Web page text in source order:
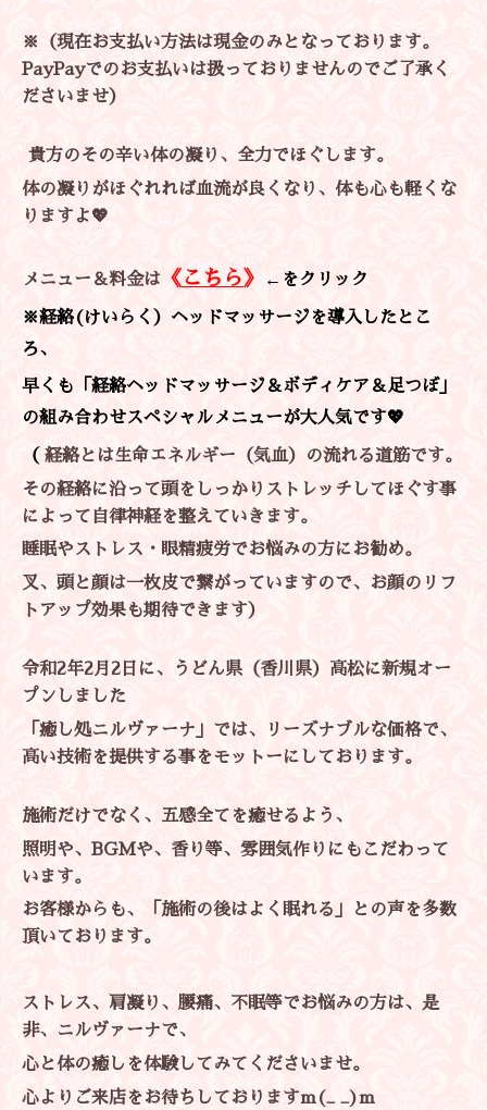
※（現在お支払い方法は現金のみとなっております。
PayPayでのお支払いは扱っておりませんのでご了承く
ださいませ）
貴方のその辛い体の凝り、全力でほぐします。
体の凝りがほぐれれば血流が良くなり、 体も心も軽くな
りますよ💖
メニュー＆料金は 《 こちら》 ←をクリック
※経絡(けいらく）ヘッドマッサージを導入したとこ
ろ、
早くも「経絡ヘッドマッサージ＆ボディケア＆足つぼ」
の組み合わせスペシャルメニューが大人気です💖
（ 経絡とは生命エネルギー（気血）の流れる道筋です。
その経絡に沿って頭をしっかりストレッチしてほぐす事
によって自律神経を整えていきます。
睡眠やストレス・眼精疲労でお悩みの方にお勧め。
叉、頭と顔は一枚皮で繋がっていますので、お顔のリフ
トアップ効果も期待できます）
令和2年2月2日に、うどん県（香川県）高松に新規オー
プンしました
「癒し処ニルヴァーナ」では、
リーズナブルな価格で、
高い技術を提供する事をモットーにしております。
施術だけでなく、五感全てを癒せるよう、
照明や、BGMや、香り等、雰囲気作りにもこだわって
います。
お客様からも、「施術の後はよく眠れる」との声を多数
頂いております。
ストレス、肩凝り、腰痛、不眠等でお悩みの方は、是
非、ニルヴァーナで、
心と体の癒しを体験してみてくださいませ。
心よりご来店をお待ちしておりますm(_ _)m